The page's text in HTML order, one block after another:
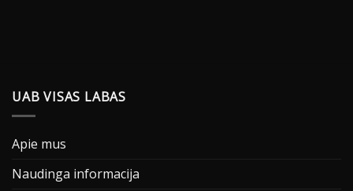
UAB VISAS LABAS
Apie mus
Naudinga informacija